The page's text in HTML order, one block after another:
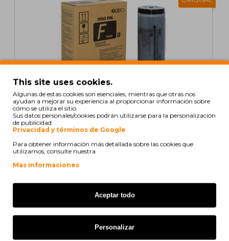
Cartucho de Tinta Original Riso S6930E Negro
This site uses cookies.
Algunas de estas cookies son esenciales, mientras que otras nos
ayudan a mejorar su experiencia al proporcionar información sobre
cómo se utiliza el sitio.
Sus datos personales/cookies podrán utilizarse para la personalización
de publicidad.
Privacidad y términos de Google
Para obtener información más detallada sobre las cookies que
utilizamos, consulte nuestra
Mas informaciones
Aceptar todo
Personalizar